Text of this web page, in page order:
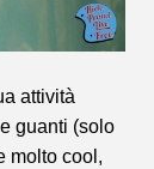
attività
guanti (solo
molto cool,